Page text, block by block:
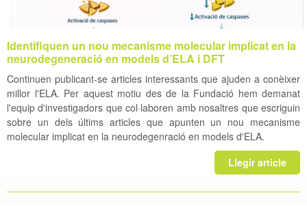
Identifiquen un nou mecanisme molecular implicat en la
neurodegeneració en models d’ELA i DFT
Continuen publicant-se articles interessants que ajuden a conèixer
millor l'ELA. Per aquest motiu des de la Fundació hem demanat
l'equip d'investigadors que col·laboren amb nosaltres que escriguin
sobre un dels últims articles que apunten un nou mecanisme
molecular implicat en la neurodegenració en models d'ELA.
Llegir article